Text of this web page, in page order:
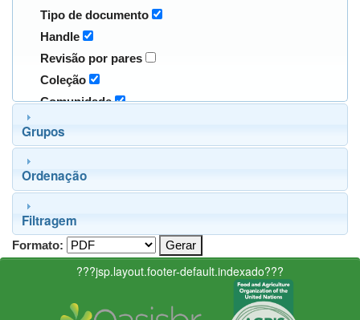
Tipo de documento
Handle
Revisão por pares
Coleção
Comunidade
Grupos
Ordenação
Filtragem
Formato:
???jsp.layout.footer-default.indexado???